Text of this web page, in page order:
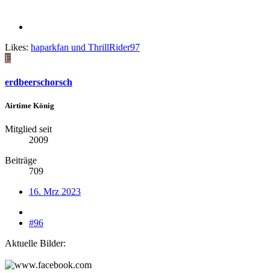
Likes: haparkfan und ThrillRider97
E
erdbeerschorsch
Airtime König
Mitglied seit
2009
Beiträge
709
16. Mrz 2023
#96
Aktuelle Bilder: